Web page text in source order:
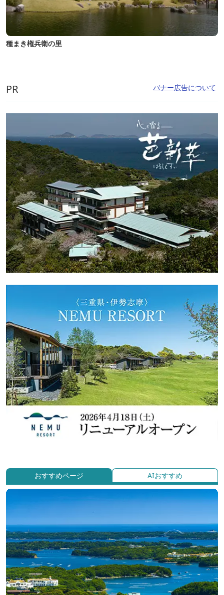
種まき権兵衛の里
PR バナー広告について
おすすめページ AIおすすめ